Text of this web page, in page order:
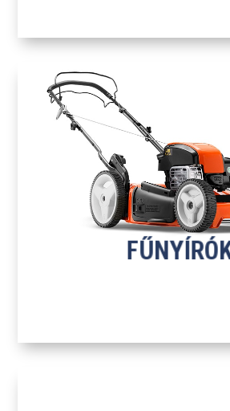
H
FŰNYÍRÓK
TOVÁBB A